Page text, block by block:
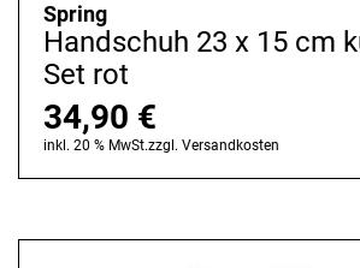
Spring
Handschuh 23 x 15 cm
Set rot
34,90 €
inkl. 20 % MwSt.zzgl. Versandkosten